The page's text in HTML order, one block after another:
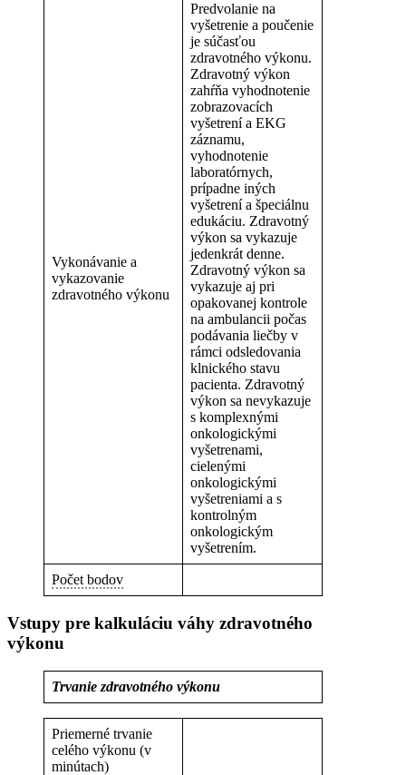
Vykonávanie a
vykazovanie
zdravotného výkonu
Predvolanie na
vyšetrenie a poučenie
je súčasťou
zdravotného výkonu.
Zdravotný výkon
zahŕňa vyhodnotenie
zobrazovacích
vyšetrení a EKG
záznamu,
vyhodnotenie
laboratórnych,
prípadne iných
vyšetrení a špeciálnu
edukáciu. Zdravotný
výkon sa vykazuje
jedenkrát denne.
Zdravotný výkon sa
vykazuje aj pri
opakovanej kontrole
na ambulancii počas
podávania liečby v
rámci odsledovania
klnického stavu
pacienta. Zdravotný
výkon sa nevykazuje
s komplexnými
onkologickými
vyšetrenami,
cielenými
onkologickými
vyšetreniami a s
kontrolným
onkologickým
vyšetrením.
Počet bodov
Vstupy pre kalkuláciu váhy zdravotného
výkonu
Trvanie zdravotného výkonu
Priemerné trvanie
celého výkonu (v
minútach)